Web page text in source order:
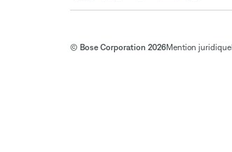
© Bose Corporation 2026Mention juridique